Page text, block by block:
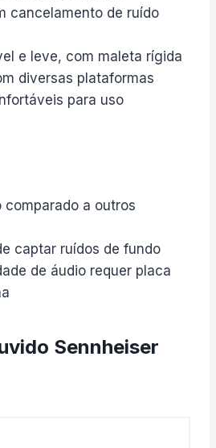
cancelamento de ruído
e leve, com maleta rígida
diversas plataformas
para uso
comparado a outros
captar ruídos de fundo
de áudio requer placa
Sennheiser